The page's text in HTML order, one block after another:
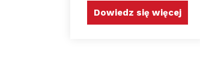
Dowiedz się więcej